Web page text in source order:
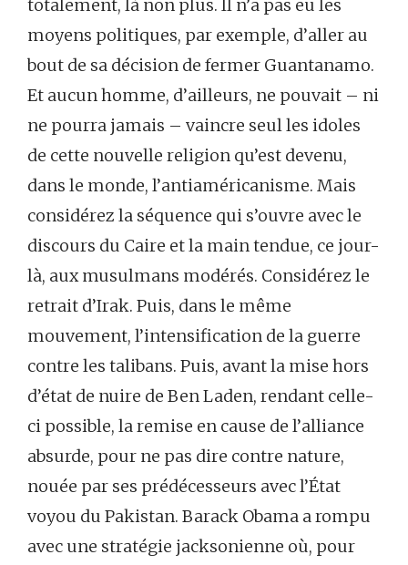
totalement, là non plus. Il n’a pas eu les
moyens politiques, par exemple, d’aller au
bout de sa décision de fermer Guantanamo.
Et aucun homme, d’ailleurs, ne pouvait – ni
ne pourra jamais – vaincre seul les idoles
de cette nouvelle religion qu’est devenu,
dans le monde, l’antiaméricanisme. Mais
considérez la séquence qui s’ouvre avec le
discours du Caire et la main tendue, ce jour-
là, aux musulmans modérés. Considérez le
retrait d’Irak. Puis, dans le même
mouvement, l’intensification de la guerre
contre les talibans. Puis, avant la mise hors
d’état de nuire de Ben Laden, rendant celle-
ci possible, la remise en cause de l’alliance
absurde, pour ne pas dire contre nature,
nouée par ses prédécesseurs avec l’État
voyou du Pakistan. Barack Obama a rompu
avec une stratégie jacksonienne où, pour